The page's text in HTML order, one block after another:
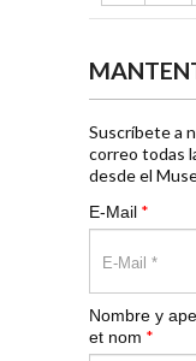
Suscríbete a
correo todas
desde el
E-Mail *
Nombre y
et nom *